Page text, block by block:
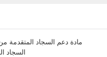
مادة دعم السجاد المتقدمة
السجاد